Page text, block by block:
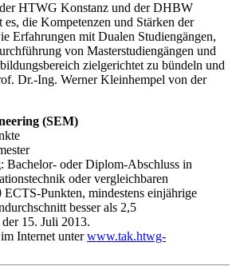
HTWG Konstanz und der DHBW
die Kompetenzen und Stärken der
Erfahrungen mit Dualen Studiengängen,
von Masterstudiengängen und
zielgerichtet zu bündeln und
Dr.-Ing. Werner Kleinhempel von der
(SEM)
Bachelor- oder Diplom-Abschluss in
oder vergleichbaren
ECTS-Punkten, mindestens einjährige
besser als 2,5
15. Juli 2013.
Internet unterwww.tak.htwg-